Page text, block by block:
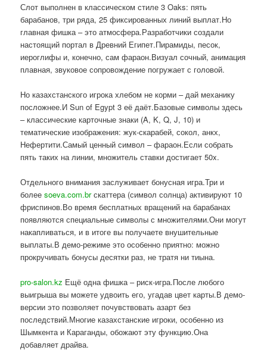
Слот выполнен в классическом стиле 3 Oaks: пять
барабанов, три ряда, 25 фиксированных линий выплат.Но
главная фишка – это атмосфера.Разработчики создали
настоящий портал в Древний Египет.Пирамиды, песок,
иероглифы и, конечно, сам фараон.Визуал сочный, анимация
плавная, звуковое сопровождение погружает с головой.
Но казахстанского игрока хлебом не корми – дай механику
посложнее.И Sun of Egypt 3 её даёт.Базовые символы здесь
– классические карточные знаки (A, K, Q, J, 10) и
тематические изображения: жук-скарабей, сокол, анкх,
Нефертити.Самый ценный символ – фараон.Если собрать
пять таких на линии, множитель ставки достигает 50x.
Отдельного внимания заслуживает бонусная игра.Три и
болееsoeva.com.brскаттера (символ солнца) активируют 10
фриспинов.Во время бесплатных вращений на барабанах
появляются специальные символы с множителями.Они могут
накапливаться, и в итоге вы получаете внушительные
выплаты.В демо-режиме это особенно приятно: можно
прокручивать бонусы десятки раз, не тратя ни тиына.
pro-salon.kz Ещё одна фишка – риск-игра.После любого
выигрыша вы можете удвоить его, угадав цвет карты.В демо-
версии это позволяет почувствовать азарт без
последствий.Многие казахстанские игроки, особенно из
Шымкента и Караганды, обожают эту функцию.Она
добавляет драйва.